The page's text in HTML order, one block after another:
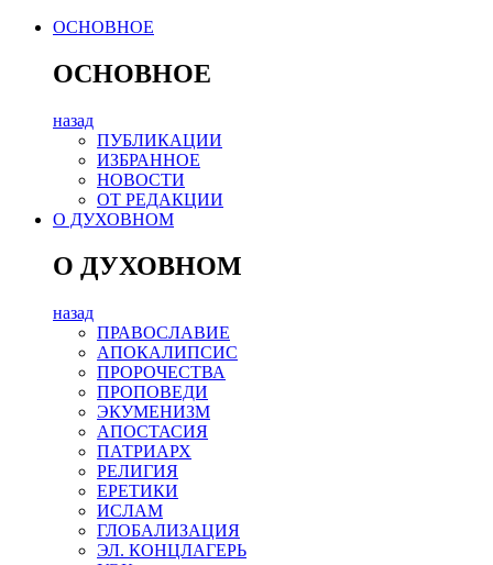
ОСНОВНОЕ
ОСНОВНОЕ
назад
ПУБЛИКАЦИИ
ИЗБРАННОЕ
НОВОСТИ
ОТ РЕДАКЦИИ
О ДУХОВНОМ
О ДУХОВНОМ
назад
ПРАВОСЛАВИЕ
АПОКАЛИПСИС
ПРОРОЧЕСТВА
ПРОПОВЕДИ
ЭКУМЕНИЗМ
АПОСТАСИЯ
ПАТРИАРХ
РЕЛИГИЯ
ЕРЕТИКИ
ИСЛАМ
ГЛОБАЛИЗАЦИЯ
ЭЛ. КОНЦЛАГЕРЬ